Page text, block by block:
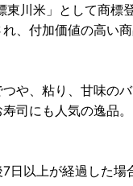
川米」として商標
、付加価値の高い商
や、粘り、甘味の
司にも人気の逸品。
以上が経過した場